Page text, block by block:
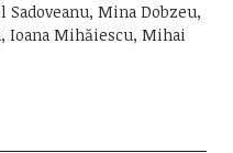
Mina Dobzeu,
Ioana Mihăiescu, Mihai